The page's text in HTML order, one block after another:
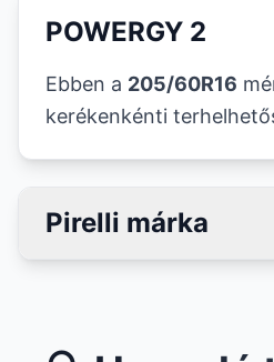
POWERGY 2
Ebben a 205/60R16
kerékenkénti
Pirelli márka